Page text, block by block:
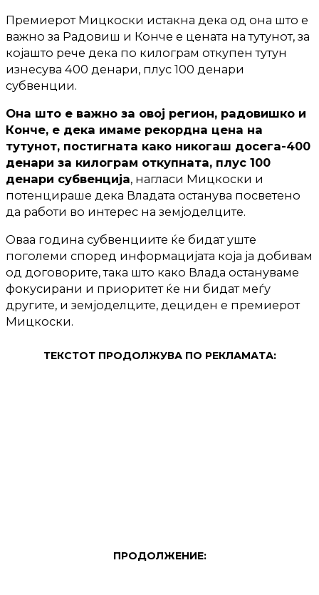
Премиерот Мицкоски истакна дека од она што е
важно за Радовиш и Конче е цената на тутунот, за
којашто рече дека по килограм откупен тутун
изнесува 400 денари, плус 100 денари
субвенции.
Она што е важно за овој регион, радовишко и
Конче, е дека имаме рекордна цена на
тутунот, постигната како никогаш досега-400
денари за килограм откупната, плус 100
денари субвенција, нагласи Мицкоски и
потенцираше дека Владата останува посветено
да работи во интерес на земјоделците.
Оваа година субвенциите ќе бидат уште
поголеми според информацијата која ја добивам
од договорите, така што како Влада остануваме
фокусирани и приоритет ќе ни бидат меѓу
другите, и земјоделците, дециден е премиерот
Мицкоски.
ТЕКСТОТ ПРОДОЛЖУВА ПО РЕКЛАМАТА:
ПРОДОЛЖЕНИЕ: